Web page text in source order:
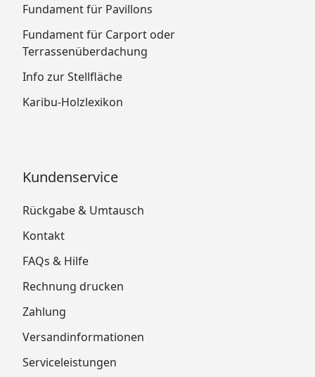
Fundament für Pavillons
Fundament für Carport oder
Terrassenüberdachung
Info zur Stellfläche
Karibu-Holzlexikon
Kundenservice
Rückgabe & Umtausch
Kontakt
FAQs & Hilfe
Rechnung drucken
Zahlung
Versandinformationen
Serviceleistungen